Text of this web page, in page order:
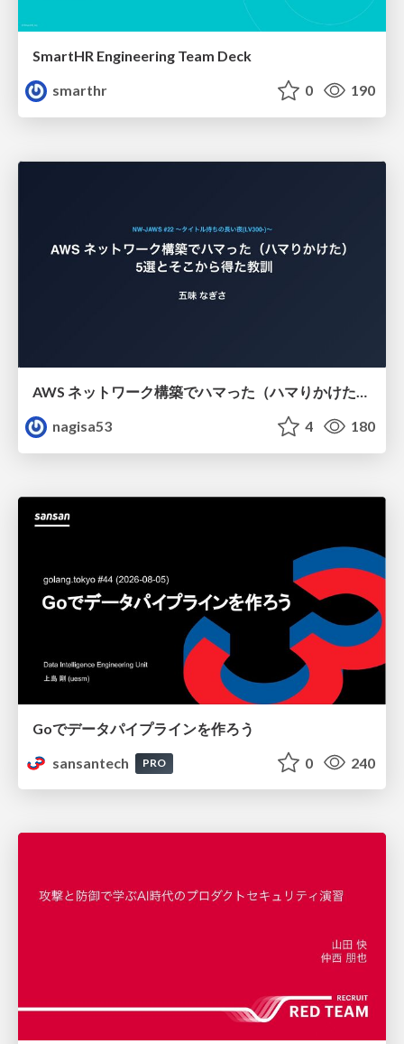
SmartHR Engineering Team Deck
smarthr
0 190
AWS ネットワーク構築でハマった（ハマりかけた） 5選とそこから得た教訓
nagisa53
4 180
Goでデータパイプラインを作ろう
sansantech
PRO 0 240